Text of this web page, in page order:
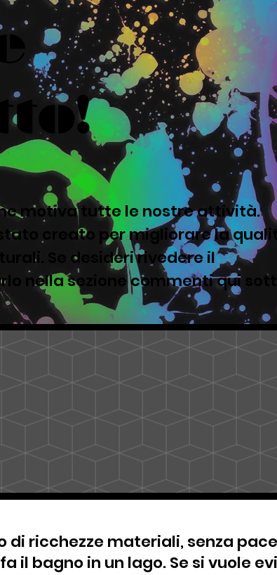
di ricchezze materiali, senza
il bagno in un lago. Se si vuole
motiva tutte le nostre attività.
creato per migliorare la
Se desideri rivedere il
nella sezione commenti qui